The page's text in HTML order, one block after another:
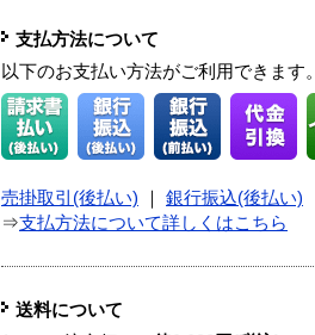
支払方法について
以下のお支払い方法がご利用できます。
売掛取引(後払い) 銀行振込(後払い)
⇒支払方法について詳しくはこちら
送料について